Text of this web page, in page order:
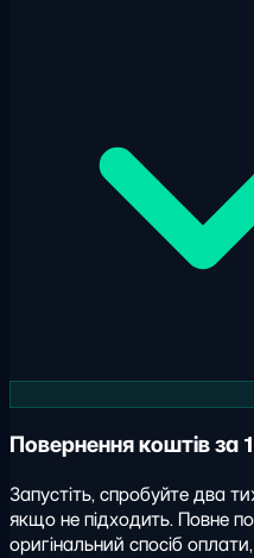
Повернення коштів за
Запустіть, спробуйте два
якщо не підходить. Повне
оригінальний спосіб